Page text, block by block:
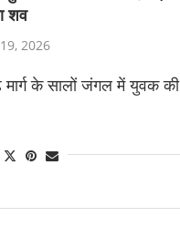
शव
2026
के सालों जंगल में युवक की